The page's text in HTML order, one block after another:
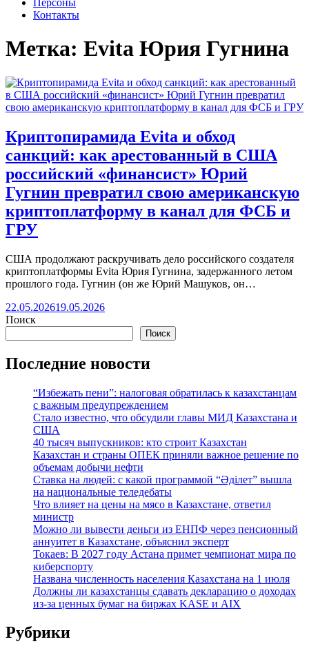
Персоны
Контакты
Метка: Evita Юрия Гугнина
Криптопирамида Evita и обход
санкций: как арестованный в США
российский «финансист» Юрий
Гугнин превратил свою американскую
криптоплатформу в канал для ФСБ и
ГРУ
США продолжают раскручивать дело российского создателя
криптоплатформы Evita Юрия Гугнина, задержанного летом
прошлого года. Гугнин (он же Юрий Машуков, он…
22.05.202619.05.2026
Поиск
Поиск
Последние новости
“Избежать пени”: налоговая обратилась к казахстанцам
с важным предупреждением
Стало известно, что обсудили главы МИД Казахстана и
США
40 тысяч выпускников: кто строит Казахстан
Казахстан и страны ОПЕК приняли важное решение по
объемам добычи нефти
Ставка на людей: с какой программой “Әділет” вышла
на национальные теледебаты
Что влияет на цены на мясо в Казахстане, ответил
министр
Можно ли вывести деньги из ЕНПФ через пенсионный
аннуитет в Казахстане, объяснил эксперт
Токаев: В 2027 году Астана примет чемпионат мира по
киберспорту
Названа численность населения Казахстана на 1 июля
Должны ли казахстанцы сдавать декларацию о доходах
из-за ценных бумаг на биржах KASE и AIX
Рубрики